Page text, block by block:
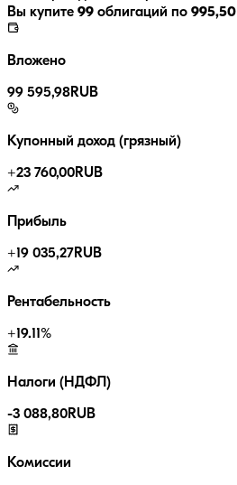
Вы купите 99 облигаций по 995,50
Вложено
99 595,98RUB
Купонный доход (грязный)
+23 760,00RUB
Прибыль
+19 035,27RUB
Рентабельность
+19.11%
Налоги (НДФЛ)
-3 088,80RUB
Комиссии